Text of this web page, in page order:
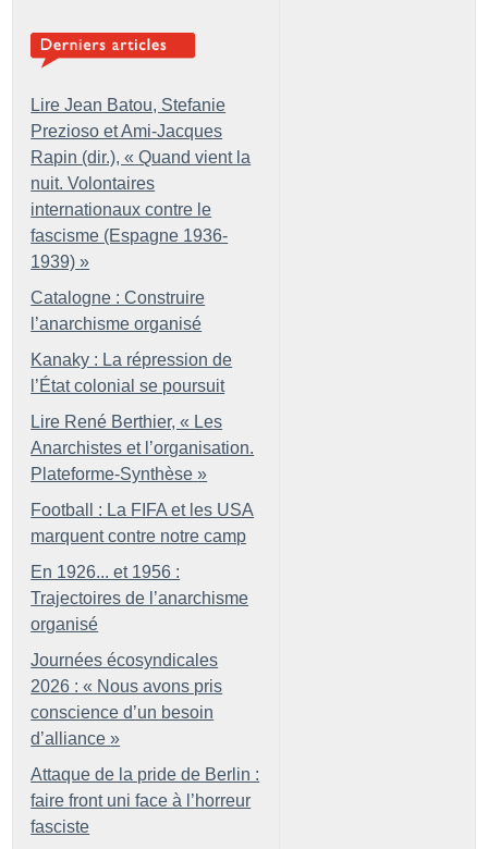
Lire Jean Batou, Stefanie
Prezioso et Ami-Jacques
Rapin (dir.), « Quand vient la
nuit. Volontaires
internationaux contre le
fascisme (Espagne 1936-
1939) »
Catalogne : Construire
l’anarchisme organisé
Kanaky : La répression de
l’État colonial se poursuit
Lire René Berthier, « Les
Anarchistes et l’organisation.
Plateforme-Synthèse »
Football : La FIFA et les USA
marquent contre notre camp
En 1926... et 1956 :
Trajectoires de l’anarchisme
organisé
Journées écosyndicales
2026 : « Nous avons pris
conscience d’un besoin
d’alliance »
Attaque de la pride de Berlin :
faire front uni face à l’horreur
fasciste